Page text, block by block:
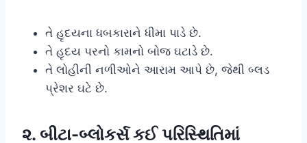
તે હૃદયના ધબકારાને ધીમા પાડે છે.
તે હૃદય પરનો કામનો બોજ ઘટાડે છે.
તે લોહીની નળીઓને આરામ આપે છે, જેથી બ્લડ
પ્રેશર ઘટે છે.
૨. બીટા-બ્લોકર્સ કઈ પરિસ્થિતિમાં